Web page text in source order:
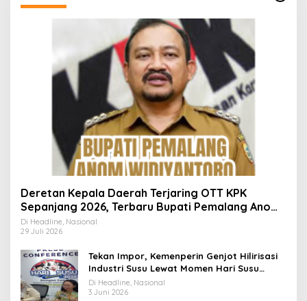
Deretan Kepala Daerah Terjaring OTT KPK
Sepanjang 2026, Terbaru Bupati Pemalang Anom
Widiyantoro
Di Headline, Nasional
29 Juli 2026
Tekan Impor, Kemenperin Genjot Hilirisasi
Industri Susu Lewat Momen Hari Susu
Nusantara 2026
Di Headline, Nasional
3 Juni 2026